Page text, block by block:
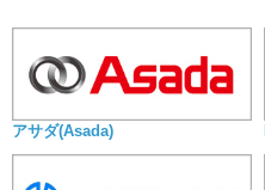
アサダ(Asada)